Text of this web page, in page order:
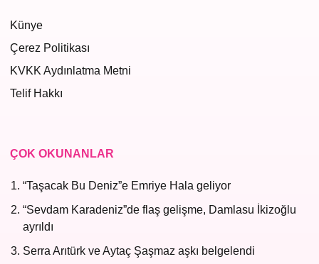
Künye
Çerez Politikası
KVKK Aydınlatma Metni
Telif Hakkı
ÇOK OKUNANLAR
“Taşacak Bu Deniz”e Emriye Hala geliyor
“Sevdam Karadeniz”de flaş gelişme, Damlasu İkizoğlu
ayrıldı
Serra Arıtürk ve Aytaç Şaşmaz aşkı belgelendi